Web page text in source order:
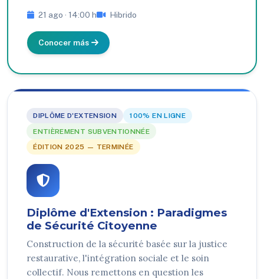
21 ago · 14:00 h Hibrido
Conocer más
DIPLÔME D'EXTENSION
100% EN LIGNE
ENTIÈREMENT SUBVENTIONNÉE
ÉDITION 2025 — TERMINÉE
Diplôme d'Extension : Paradigmes
de Sécurité Citoyenne
Construction de la sécurité basée sur la justice
restaurative, l'intégration sociale et le soin
collectif. Nous remettons en question les